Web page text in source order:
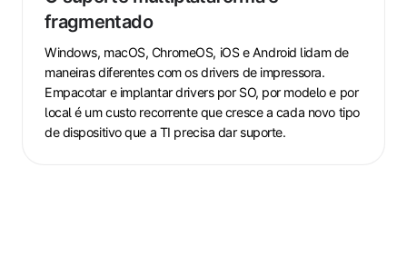
fragmentado
Windows, macOS, ChromeOS, iOS e Android lidam de
maneiras diferentes com os drivers de impressora.
Empacotar e implantar drivers por SO, por modelo e por
local é um custo recorrente que cresce a cada novo tipo
de dispositivo que a TI precisa dar suporte.
é
fragmentado